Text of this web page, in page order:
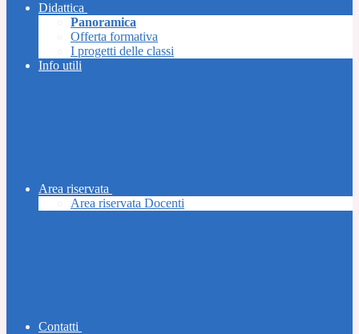
Didattica
Panoramica
Offerta formativa
I progetti delle classi
Info utili
Area riservata
Area riservata Docenti
Contatti